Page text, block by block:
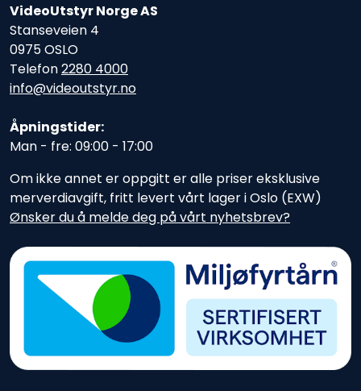
VideoUtstyr Norge AS
Stanseveien 4
0975 OSLO
Telefon2280 4000
info@videoutstyr.no
Åpningstider:
Man - fre: 09:00 - 17:00
Om ikke annet er oppgitt er alle priser eksklusive
merverdiavgift, fritt levert vårt lager i Oslo (EXW)
Ønsker du å melde deg på vårt nyhetsbrev?